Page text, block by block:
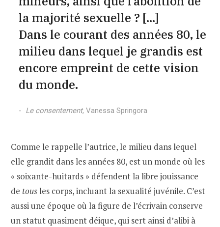
la majorité sexuelle ? […]
Dans le courant des années 80, le
milieu dans lequel je grandis est
encore empreint de cette vision
du monde.
Le consentement, Vanessa Springora
Comme le rappelle l’autrice, le milieu dans lequel
elle grandit dans les années 80, est un monde où les
« soixante-huitards » défendent la libre jouissance
de tous les corps, incluant la sexualité juvénile. C’est
aussi une époque où la figure de l’écrivain conserve
un statut quasiment déique, qui sert ainsi d’alibi à